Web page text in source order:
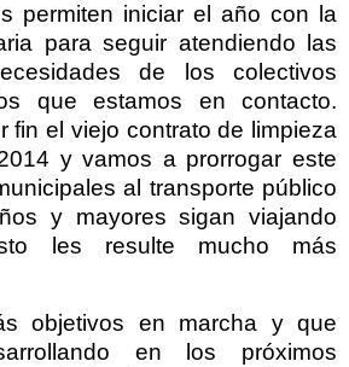
permiten iniciar el año con la
para seguir atendiendo las
de los colectivos
que estamos en contacto.
fin el viejo contrato de limpieza
y vamos a prorrogar este
al transporte público
y mayores sigan viajando
les resulte mucho más
objetivos en marcha y que
en los próximos